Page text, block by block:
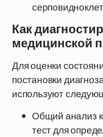
Как
медицинской
Для оценки
постановки
используют
Общий анализ
тест для